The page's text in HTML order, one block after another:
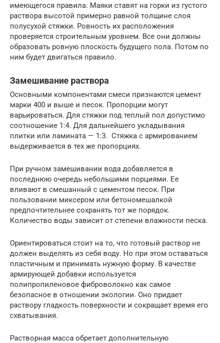
имеющегося правила. Маяки ставят на горки из густого
раствора высотой примерно равной толщине слоя
полусухой стяжки. Ровность их расположения
проверяется строительным уровнем. Все они должны
образовать ровную плоскость будущего пола. Потом по
ним будет двигаться правило.
Замешивание раствора
Основными компонентами смеси признаются цемент
марки 400 и выше и песок. Пропорции могут
варьироваться. Для стяжки под теплый пол допустимо
соотношение 1:4. Для дальнейшего укладывания
плитки или ламината — 1:3. Стяжка с армированием
выдерживается в тех же пропорциях.
При ручном замешивании вода добавляется в
последнюю очередь небольшими порциями. Ее
вливают в смешанный с цементом песок. При
пользовании миксером или бетономешалкой
предпочтительнее сохранять тот же порядок.
Количество воды зависит от степени влажности песка.
Ориентироваться стоит на то, что готовый раствор не
должен выделять из себя воду. Но при этом оставаться
пластичным и принимать нужную форму. В качестве
армирующей добавки используется
полипропиленовое фиброволокно как самое
безопасное в отношении экологии. Оно придает
раствору гладкость поверхности и сокращает время его
схватывания.
Растворная масса обретает дополнительную